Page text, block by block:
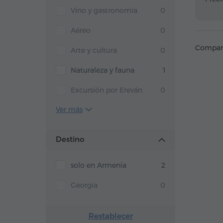
Vino y gastronomía 0
Aéreo 0
Arte y cultura 0
Naturaleza y fauna 1
Excursión por Ereván 0
Ver más
Destino
solo en Armenia 2
Georgia 0
Restablecer